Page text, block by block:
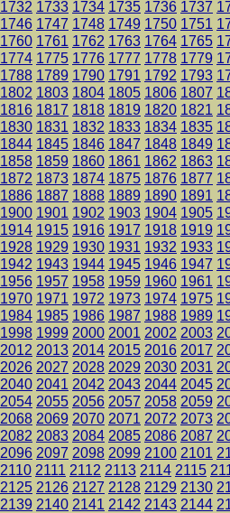
1732 1733 1734 1735 1736 1737
1746 1747 1748 1749 1750 1751
1760 1761 1762 1763 1764 1765
1774 1775 1776 1777 1778 1779
1788 1789 1790 1791 1792 1793
1802 1803 1804 1805 1806 1807
1816 1817 1818 1819 1820 1821
1830 1831 1832 1833 1834 1835
1844 1845 1846 1847 1848 1849
1858 1859 1860 1861 1862 1863
1872 1873 1874 1875 1876 1877
1886 1887 1888 1889 1890 1891
1900 1901 1902 1903 1904 1905
1914 1915 1916 1917 1918 1919
1928 1929 1930 1931 1932 1933
1942 1943 1944 1945 1946 1947
1956 1957 1958 1959 1960 1961
1970 1971 1972 1973 1974 1975
1984 1985 1986 1987 1988 1989
1998 1999 2000 2001 2002 2003
2012 2013 2014 2015 2016 2017
2026 2027 2028 2029 2030 2031
2040 2041 2042 2043 2044 2045
2054 2055 2056 2057 2058 2059
2068 2069 2070 2071 2072 2073
2082 2083 2084 2085 2086 2087
2096 2097 2098 2099 2100 2101
2110 2111 2112 2113 2114 2115
2125 2126 2127 2128 2129 2130
2139 2140 2141 2142 2143 2144